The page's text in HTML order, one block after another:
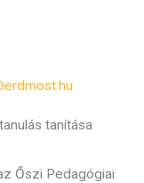
tanítása
Őszi Pedagógiai